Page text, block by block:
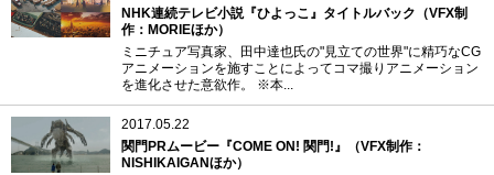
NHK連続テレビ小説『ひよっこ』タイトルバック（VFX制
作：MORIEほか）
ミニチュア写真家、田中達也氏の"見立ての世界"に精巧なCG
アニメーションを施すことによってコマ撮りアニメーション
を進化させた意欲作。 ※本...
2017.05.22
関門PRムービー『COME ON! 関門!』（VFX制作：
NISHIKAIGANほか）